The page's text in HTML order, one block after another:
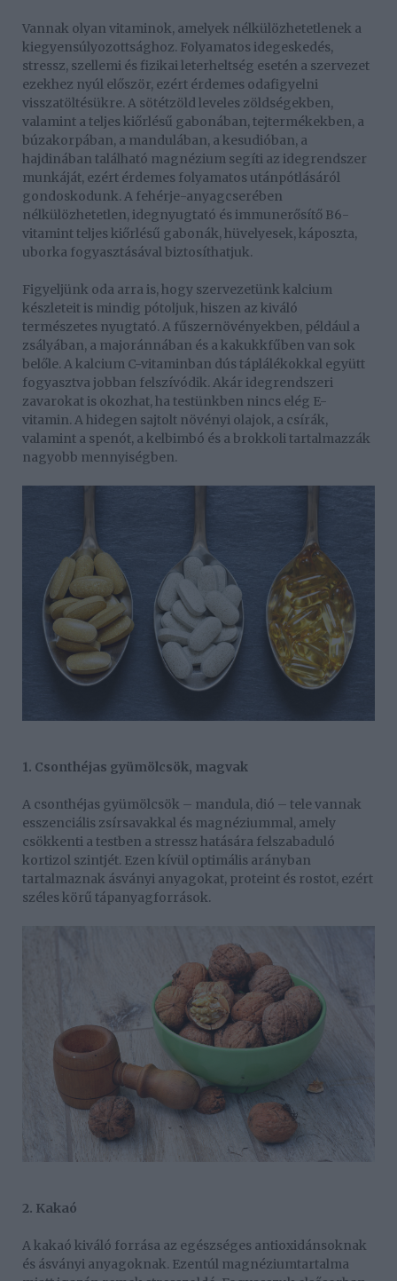
Vannak olyan vitaminok, amelyek nélkülözhetetlenek a
kiegyensúlyozottsághoz. Folyamatos idegeskedés,
stressz, szellemi és fizikai leterheltség esetén a szervezet
ezekhez nyúl először, ezért érdemes odafigyelni
visszatöltésükre. A sötétzöld leveles zöldségekben,
valamint a teljes kiőrlésű gabonában, tejtermékekben, a
búzakorpában, a mandulában, a kesudióban, a
hajdinában található magnézium segíti az idegrendszer
munkáját, ezért érdemes folyamatos utánpótlásáról
gondoskodunk. A fehérje-anyagcserében
nélkülözhetetlen, idegnyugtató és immunerősítő B6-
vitamint teljes kiőrlésű gabonák, hüvelyesek, káposzta,
uborka fogyasztásával biztosíthatjuk.
Figyeljünk oda arra is, hogy szervezetünk kalcium
készleteit is mindig pótoljuk, hiszen az kiváló
természetes nyugtató. A fűszernövényekben, például a
zsályában, a majoránnában és a kakukkfűben van sok
belőle. A kalcium C-vitaminban dús táplálékokkal együtt
fogyasztva jobban felszívódik. Akár idegrendszeri
zavarokat is okozhat, ha testünkben nincs elég E-
vitamin. A hidegen sajtolt növényi olajok, a csírák,
valamint a spenót, a kelbimbó és a brokkoli tartalmazzák
nagyobb mennyiségben.
1. Csonthéjas gyümölcsök, magvak
A csonthéjas gyümölcsök – mandula, dió – tele vannak
esszenciális zsírsavakkal és magnéziummal, amely
csökkenti a testben a stressz hatására felszabaduló
kortizol szintjét. Ezen kívül optimális arányban
tartalmaznak ásványi anyagokat, proteint és rostot, ezért
széles körű tápanyagforrások.
2. Kakaó
A kakaó kiváló forrása az egészséges antioxidánsoknak
és ásványi anyagoknak. Ezentúl magnéziumtartalma